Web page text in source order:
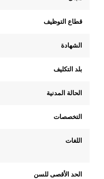
قطاع التوظيف
الشهادة
بلد التكليف
الحالة المدنية
التخصصات
اللغات
الحد الأقصى للسن